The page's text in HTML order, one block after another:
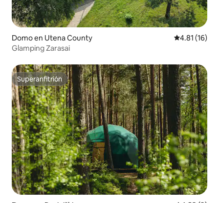
Domo en Utena County Calificación
4.81 (16)
Glamping Zarasai
Superanfitrión
Superanfitrión